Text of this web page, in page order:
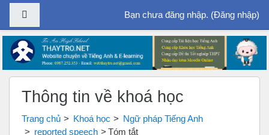
Chuyển tới nội dung chính
Bạn chưa đăng nhập. (Đăng nhập)
Thông tin về khoá học
Trang chủ Khoá học
Ngữ pháp Tiếng Anh
reported speech
Tóm tắt